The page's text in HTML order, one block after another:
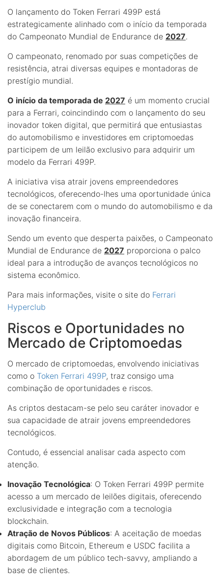
O lançamento do Token Ferrari 499P está
estrategicamente alinhado com o início da temporada
do Campeonato Mundial de Endurance de 2027.
O campeonato, renomado por suas competições de
resistência, atrai diversas equipes e montadoras de
prestígio mundial.
O início da temporada de 2027 é um momento crucial
para a Ferrari, coincindindo com o lançamento do seu
inovador token digital, que permitirá que entusiastas
do automobilismo e investidores em criptomoedas
participem de um leilão exclusivo para adquirir um
modelo da Ferrari 499P.
A iniciativa visa atrair jovens empreendedores
tecnológicos, oferecendo-lhes uma oportunidade única
de se conectarem com o mundo do automobilismo e da
inovação financeira.
Sendo um evento que desperta paixões, o Campeonato
Mundial de Endurance de 2027 proporciona o palco
ideal para a introdução de avanços tecnológicos no
sistema econômico.
Para mais informações, visite o site do Ferrari
Hyperclub
Riscos e Oportunidades no
Mercado de Criptomoedas
O mercado de criptomoedas, envolvendo iniciativas
como o Token Ferrari 499P, traz consigo uma
combinação de oportunidades e riscos.
As criptos destacam-se pelo seu caráter inovador e
sua capacidade de atrair jovens empreendedores
tecnológicos.
Contudo, é essencial analisar cada aspecto com
atenção.
Inovação Tecnológica: O Token Ferrari 499P permite
acesso a um mercado de leilões digitais, oferecendo
exclusividade e integração com a tecnologia
blockchain.
Atração de Novos Públicos: A aceitação de moedas
digitais como Bitcoin, Ethereum e USDC facilita a
abordagem de um público tech-savvy, ampliando a
base de clientes.